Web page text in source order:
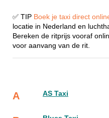
✅ TIP Boek je taxi direct
locatie in Nederland en
Bereken de ritprijs vooraf
voor aanvang van de rit.
A AS Taxi